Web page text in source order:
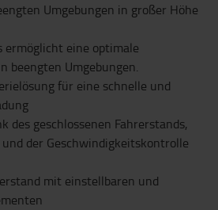
Umgebungen in großer Höhe
ermöglicht eine optimale
beengten Umgebungen.
für eine schnelle und
des geschlossenen Fahrerstands,
der Geschwindigkeitskontrolle
mit einstellbaren und